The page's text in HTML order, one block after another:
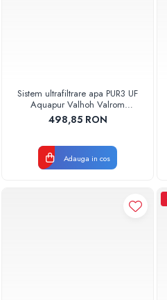
Sistem ultrafiltrare apa PUR3 UF
Aquapur Valhoh Valrom
AQUA04320411020
498,85 RON
Adauga in cos